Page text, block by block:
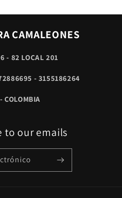
CAMALEONES
- 82 LOCAL 201
- 3155186264
COLOMBIA
to our emails